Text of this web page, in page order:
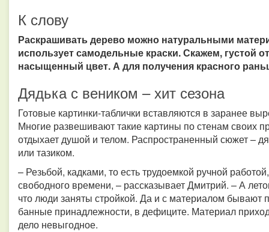
К слову
Раскрашивать дерево можно натуральными
использует самодельные краски. Скажем, густой
насыщенный цвет. А для получения красного
Дядька с веником – хит сезона
Готовые картинки-таблички вставляются в заранее
Многие развешивают такие картины по стенам своих
отдыхает душой и телом. Распространенный сюжет –
или тазиком.
– Резьбой, кадками, то есть трудоемкой ручной
свободного времени, – рассказывает Дмитрий. – А
что люди заняты стройкой. Да и с материалом бывают
банные принадлежности, в дефиците. Материал
дело невыгодное.